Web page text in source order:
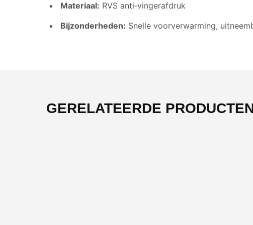
Materiaal: RVS anti‑vingerafdruk
Bijzonderheden: Snelle voorverwarming,
GERELATEERDE